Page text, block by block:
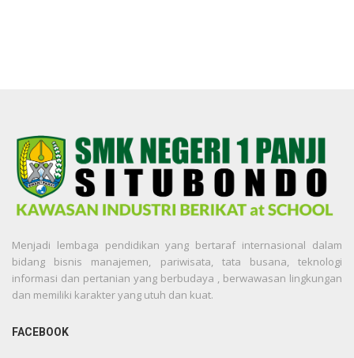
Menjadi lembaga pendidikan yang bertaraf internasional dalam
bidang bisnis manajemen, pariwisata, tata busana, teknologi
informasi dan pertanian yang berbudaya , berwawasan lingkungan
dan memiliki karakter yang utuh dan kuat.
FACEBOOK